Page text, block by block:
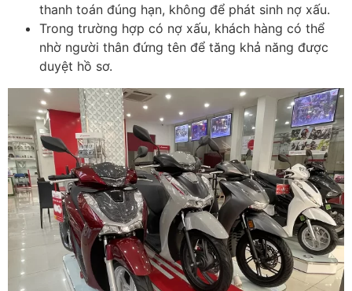
thanh toán đúng hạn, không để phát sinh nợ xấu.
Trong trường hợp có nợ xấu, khách hàng có thể
nhờ người thân đứng tên để tăng khả năng được
duyệt hồ sơ.